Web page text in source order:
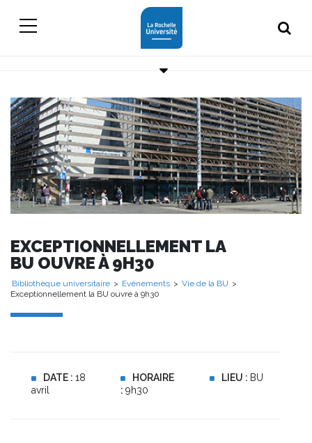
EXCEPTIONNELLEMENT LA
BU OUVRE À 9H30
Bibliothèque universitaire > Evénements > Vie de la BU >
Exceptionnellement la BU ouvre à 9h30
DATE : 18
avril
HORAIRE
:9h30
LIEU : BU